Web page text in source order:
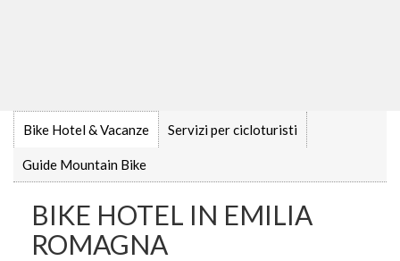
Bike Hotel & Vacanze Servizi per cicloturisti
Guide Mountain Bike
BIKE HOTEL IN EMILIA
ROMAGNA